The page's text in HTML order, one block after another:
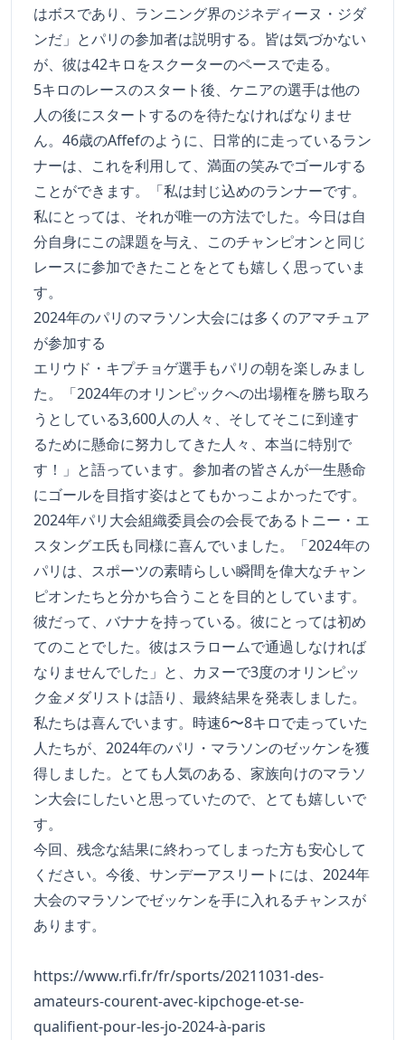
はボスであり、ランニング界のジネディーヌ・ジダ
ンだ」とパリの参加者は説明する。皆は気づかない
が、彼は42キロをスクーターのペースで走る。
5キロのレースのスタート後、ケニアの選手は他の
人の後にスタートするのを待たなければなりませ
ん。46歳のAffefのように、日常的に走っているラン
ナーは、これを利用して、満面の笑みでゴールする
ことができます。「私は封じ込めのランナーです。
私にとっては、それが唯一の方法でした。今日は自
分自身にこの課題を与え、このチャンピオンと同じ
レースに参加できたことをとても嬉しく思っていま
す。
2024年のパリのマラソン大会には多くのアマチュア
が参加する
エリウド・キプチョゲ選手もパリの朝を楽しみまし
た。「2024年のオリンピックへの出場権を勝ち取ろ
うとしている3,600人の人々、そしてそこに到達す
るために懸命に努力してきた人々、本当に特別で
す！」と語っています。参加者の皆さんが一生懸命
にゴールを目指す姿はとてもかっこよかったです。
2024年パリ大会組織委員会の会長であるトニー・エ
スタングエ氏も同様に喜んでいました。「2024年の
パリは、スポーツの素晴らしい瞬間を偉大なチャン
ピオンたちと分かち合うことを目的としています。
彼だって、バナナを持っている。彼にとっては初め
てのことでした。彼はスラロームで通過しなければ
なりませんでした」と、カヌーで3度のオリンピッ
ク金メダリストは語り、最終結果を発表しました。
私たちは喜んでいます。時速6〜8キロで走っていた
人たちが、2024年のパリ・マラソンのゼッケンを獲
得しました。とても人気のある、家族向けのマラソ
ン大会にしたいと思っていたので、とても嬉しいで
す。
今回、残念な結果に終わってしまった方も安心して
ください。今後、サンデーアスリートには、2024年
大会のマラソンでゼッケンを手に入れるチャンスが
あります。
https://www.rfi.fr/fr/sports/20211031-des-
amateurs-courent-avec-kipchoge-et-se-
qualifient-pour-les-jo-2024-à-paris